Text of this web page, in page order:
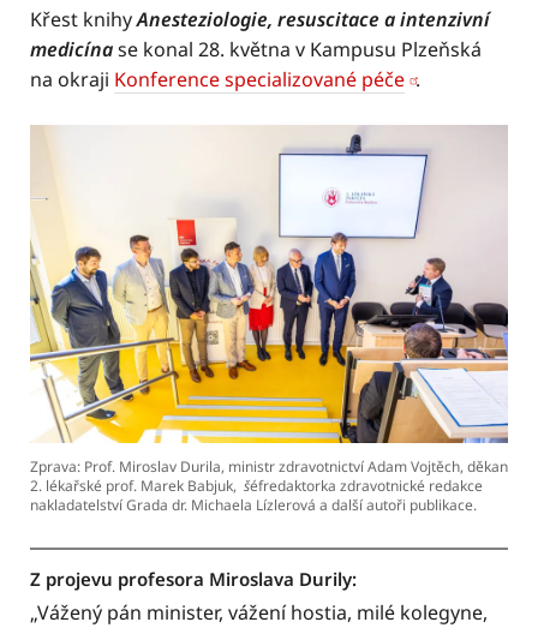
Křest knihyAnesteziologie, resuscitace a intenzivní
medicínase konal 28. května v Kampusu Plzeňská
na okraji Konference specializované péče .
Zprava: Prof. Miroslav Durila, ministr zdravotnictví Adam Vojtěch, děkan
2. lékařské prof. Marek Babjuk, šéfredaktorka zdravotnické redakce
nakladatelství Grada dr. Michaela Lízlerová a další autoři publikace.
Z projevu profesora Miroslava Durily:
„Vážený pán minister, vážení hostia, milé kolegyne,